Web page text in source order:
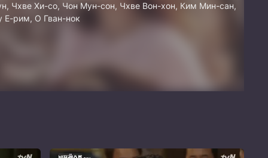
Чхве Хи-со, Чон Мун-сон, Чхве Вон-хон, Ким Мин-сан,
Е-рим, О Гван-нок